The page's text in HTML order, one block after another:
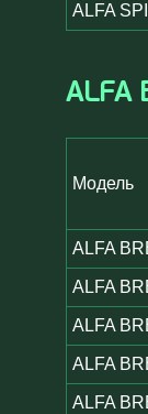
ALFA
ALFA
Модель
ALFA
ALFA
ALFA
ALFA
ALFA